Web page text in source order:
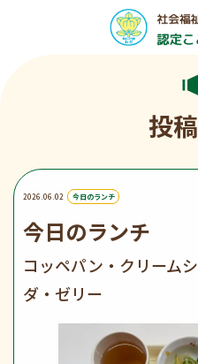
投
2026.06.02 今日のランチ
今日のランチ
コッペパン・クリーム
ダ・ゼリー